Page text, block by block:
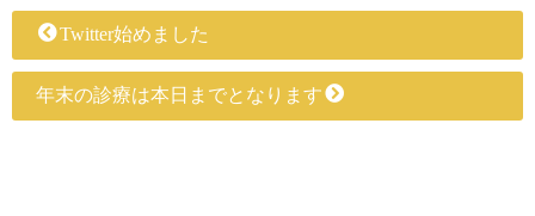
Twitter始めました
年末の診療は本日までとなります